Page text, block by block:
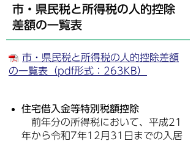
市・県民税と所得税の人的控除
差額の一覧表
市・県民税と所得税の人的控除差額
の一覧表（pdf形式：263KB）
住宅借入金等特別税額控除
前年分の所得税において、平成21
年から令和7年12月31日までの入居